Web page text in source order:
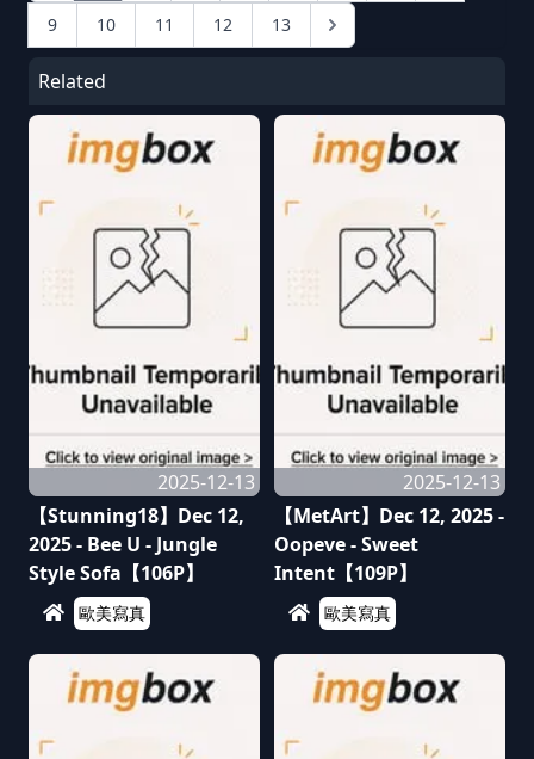
9 10 11 12 13
Related
2025-12-13
【Stunning18】Dec 12,
2025 - Bee U - Jungle
Style Sofa【106P】
歐美寫真
2025-12-13
【MetArt】Dec 12, 2025 -
Oopeve - Sweet
Intent【109P】
歐美寫真